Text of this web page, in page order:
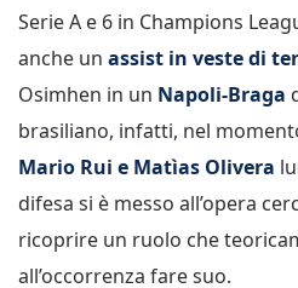
Serie A e 6 in Champions
anche un assist in veste di
Osimhen in un Napoli-Braga
brasiliano, infatti, nel
Mario Rui e Matìas Olivera
difesa si è messo all’opera
ricoprire un ruolo che
all’occorrenza fare suo.